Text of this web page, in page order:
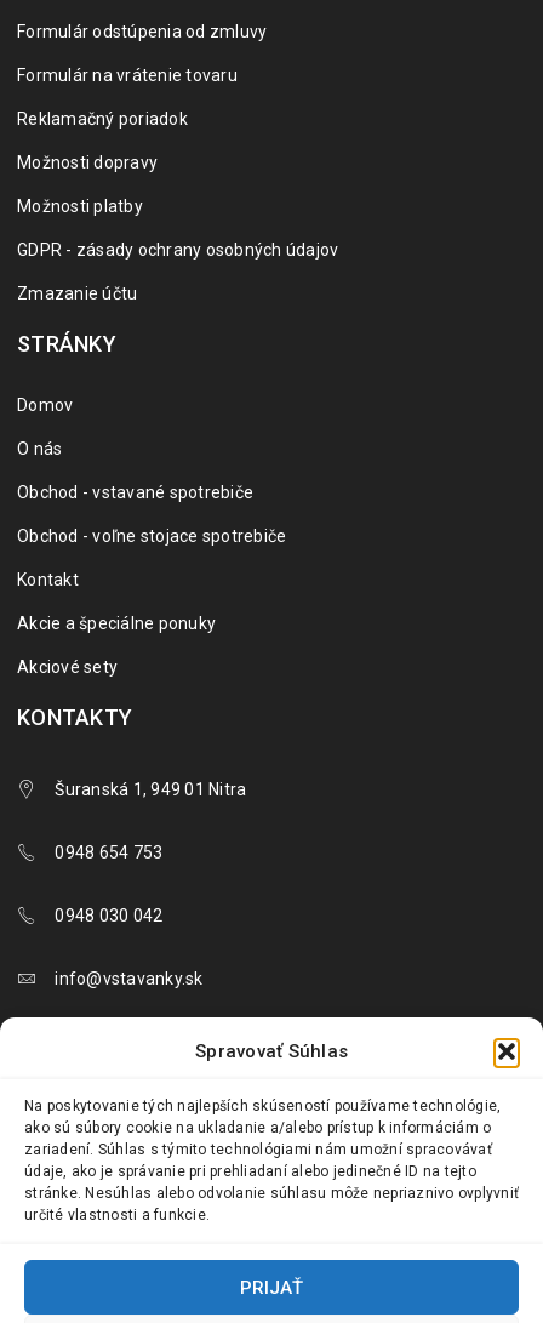
Spravovať Súhlas
Na poskytovanie tých najlepších skúseností používame technológie,
ako sú súbory cookie na ukladanie a/alebo prístup k informáciám o
zariadení. Súhlas s týmito technológiami nám umožní spracovávať
údaje, ako je správanie pri prehliadaní alebo jedinečné ID na tejto
stránke. Nesúhlas alebo odvolanie súhlasu môže nepriaznivo ovplyvniť
určité vlastnosti a funkcie.
PRIJAŤ
Formulár odstúpenia od zmluvy
Formulár na vrátenie tovaru
Reklamačný poriadok
Možnosti dopravy
Možnosti platby
GDPR - zásady ochrany osobných údajov
Zmazanie účtu
STRÁNKY
Domov
O nás
Obchod - vstavané spotrebiče
Obchod - voľne stojace spotrebiče
Kontakt
Akcie a špeciálne ponuky
Akciové sety
KONTAKTY
Šuranská 1, 949 01 Nitra
0948 654 753
0948 030 042
info@vstavanky.sk
objednavky@vstavanky.sk
reklamacie@vstavanky.sk
© 2024 Vstavanky.sk. Všetky práva vyhradené.